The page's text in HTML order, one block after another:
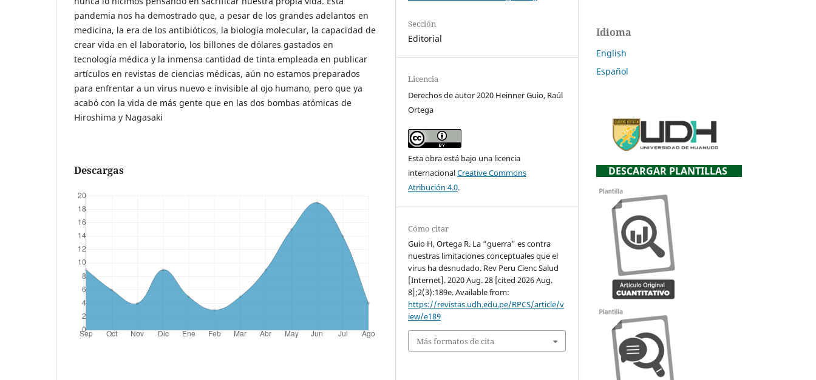
pandemia nos ha demostrado que, a pesar de los grandes adelantos en
medicina, la era de los antibióticos, la biología molecular, la capacidad de
crear vida en el laboratorio, los billones de dólares gastados en
tecnología médica y la inmensa cantidad de tinta empleada en publicar
artículos en revistas de ciencias médicas, aún no estamos preparados
para enfrentar a un virus nuevo e invisible al ojo humano, pero que ya
acabó con la vida de más gente que en las dos bombas atómicas de
Hiroshima y Nagasaki
Descargas
Sección
Editorial
Licencia
Derechos de autor 2020 Heinner Guio, Raúl
Ortega
Esta obra está bajo una licencia
internacionalCreative Commons
Atribución 4.0.
Cómo citar
Guio H, Ortega R. La “guerra” es contra
nuestras limitaciones conceptuales que el
virus ha desnudado. Rev Peru Cienc Salud
[Internet]. 2020 Aug. 28 [cited 2026 Aug.
8];2(3):189e. Available from:
https://revistas.udh.edu.pe/RPCS/article/v
iew/e189
Más formatos de cita
Idioma
English
Español
DESCARGAR PLANTILLAS